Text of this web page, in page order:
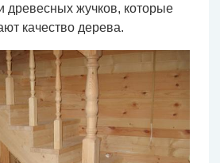
древесных жучков, которые
качество дерева.